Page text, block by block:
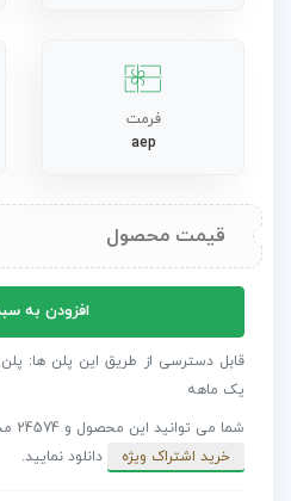
فرمت
aep
قیمت محصول
نمایانگر
لوگو
مایع
افزودن به
قابل دسترسی از طریق این پلن ها:
یک ماهه
شما می توانید این محصول و 24574 محصول دیگر را با کمترین قیمت و
خرید اشتراک ویژه
دانلود نمایید.